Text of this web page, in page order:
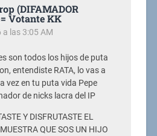
(DIFAMADOR
Votante KK
las 3:05 AM
son todos los hijos de puta
entendiste RATA, lo vas a
vez en tu puta vida Pepe
de nicks lacra del IP
Y DISFRUTASTE EL
QUE SOS UN HIJO